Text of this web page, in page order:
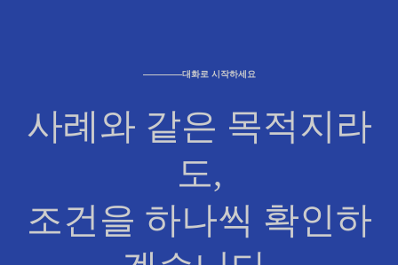
대화로 시작하세요
사례와 같은 목적지라
도,
조건을 하나씩 확인하